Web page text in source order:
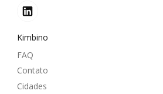
Kimbino
FAQ
Contato
Cidades